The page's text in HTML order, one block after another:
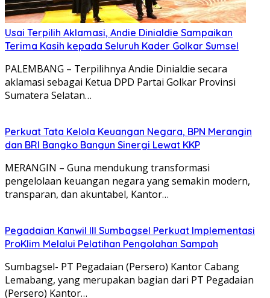
Usai Terpilih Aklamasi, Andie Dinialdie Sampaikan
Terima Kasih kepada Seluruh Kader Golkar Sumsel
PALEMBANG – Terpilihnya Andie Dinialdie secara
aklamasi sebagai Ketua DPD Partai Golkar Provinsi
Sumatera Selatan…
Perkuat Tata Kelola Keuangan Negara, BPN Merangin
dan BRI Bangko Bangun Sinergi Lewat KKP
MERANGIN – Guna mendukung transformasi
pengelolaan keuangan negara yang semakin modern,
transparan, dan akuntabel, Kantor…
Pegadaian Kanwil III Sumbagsel Perkuat Implementasi
ProKlim Melalui Pelatihan Pengolahan Sampah
Sumbagsel- PT Pegadaian (Persero) Kantor Cabang
Lemabang, yang merupakan bagian dari PT Pegadaian
(Persero) Kantor…